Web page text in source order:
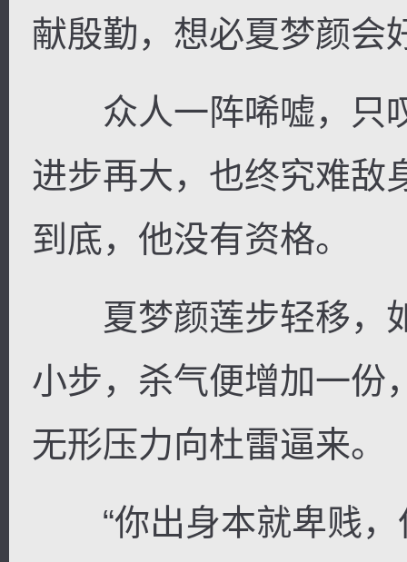
献殷勤，想必夏梦颜会
众人一阵唏嘘，只
进步再大，也终究难敌
到底，他没有资格。
夏梦颜莲步轻移，
小步，杀气便增加一份
无形压力向杜雷逼来。
“你出身本就卑贱，